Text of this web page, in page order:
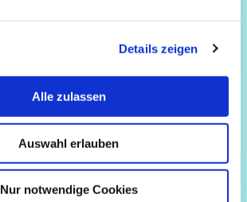
Details zeigen
Alle zulassen
Auswahl erlauben
Nur notwendige Cookies